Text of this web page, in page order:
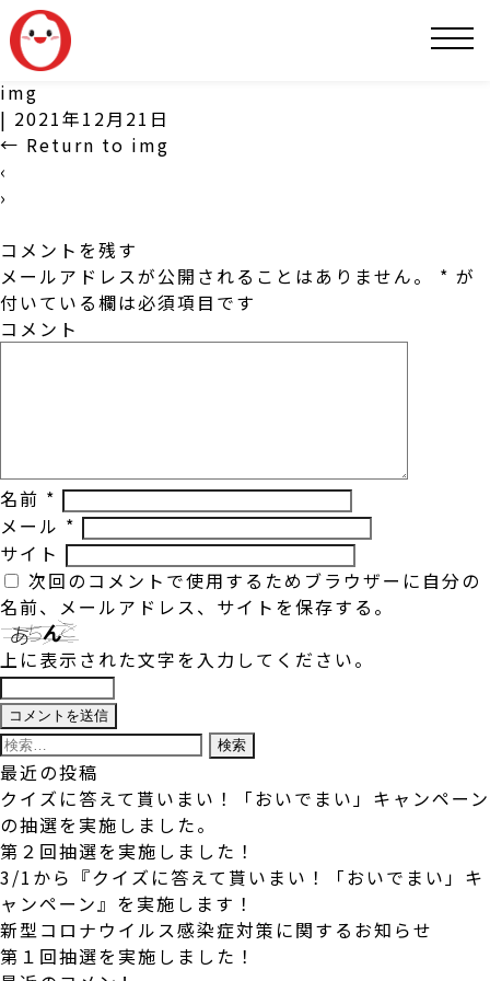
img
| 2021年12月21日
← Return to img
‹
›
コメントを残す
メールアドレスが公開されることはありません。
* が
付いている欄は必須項目です
コメント
名前 *
メール *
サイト
次回のコメントで使用するためブラウザーに自分の
名前、メールアドレス、サイトを保存する。
上に表示された文字を入力してください。
検
索:
最近の投稿
クイズに答えて貰いまい！「おいでまい」キャンペーン
の抽選を実施しました。
第２回抽選を実施しました！
3/1から『クイズに答えて貰いまい！「おいでまい」キ
ャンペーン』を実施します！
新型コロナウイルス感染症対策に関するお知らせ
第１回抽選を実施しました！